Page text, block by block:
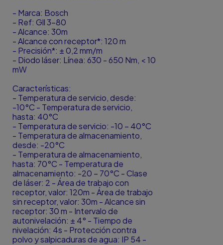
- Marca: Bosch
- Ref: Gll 3-80
- Alcance: 30m
- Alcance con receptor*: 120 m
- Precisión*: ± 0,2 mm/m
- Diodo láser: Línea: 630 - 650 Nm, < 10
mW
Características:
- Temperatura de servicio, desde:
-10°C - Temperatura de servicio,
hasta: 40°C
- Temperatura de servicio: -10 – 40°C
- Temperatura de almacenamiento,
desde: -20°C
- Temperatura de almacenamiento,
hasta: 70°C - Temperatura de
almacenamiento: -20 – 70°C - Clase
de láser: 2 - Área de trabajo con
receptor, valor: 120m - Área de trabajo
sin receptor, valor: 30m - Alcance sin
receptor: 30 m - Intervalo de
autonivelación: ± 4° - Tiempo de
nivelación: 4s - Protección contra
polvo y salpicaduras de agua: IP 54 -